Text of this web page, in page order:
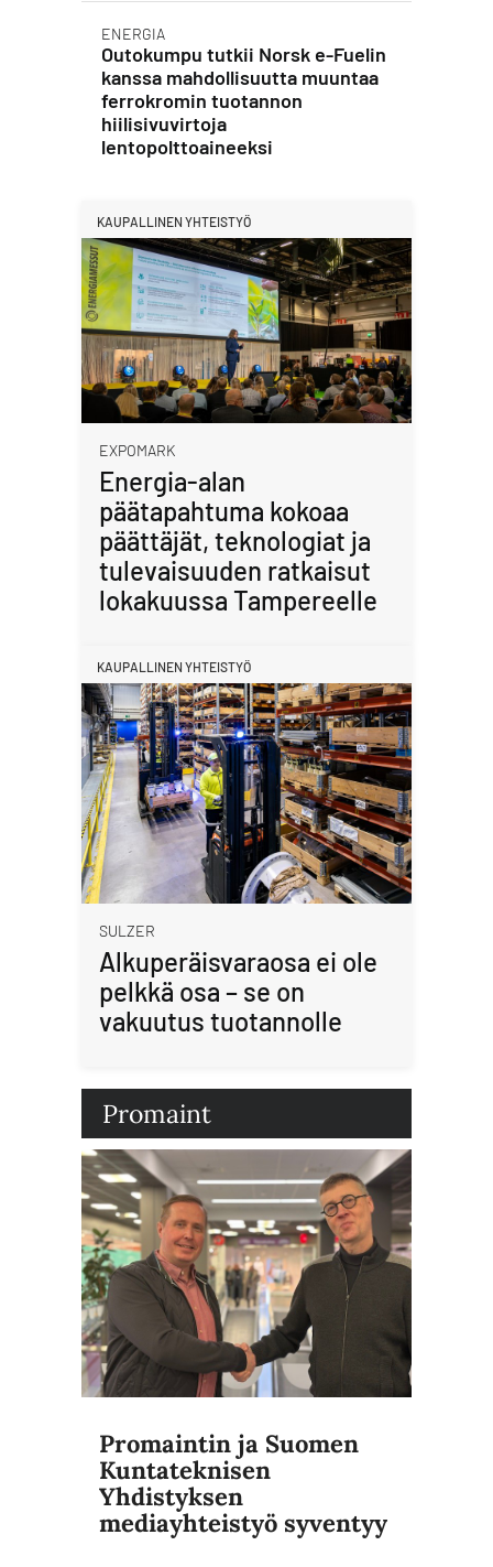
ENERGIA
Outokumpu tutkii Norsk e-Fuelin
kanssa mahdollisuutta muuntaa
ferrokromin tuotannon
hiilisivuvirtoja
lentopolttoaineeksi
KAUPALLINEN YHTEISTYÖ
EXPOMARK
Energia-alan
päätapahtuma kokoaa
päättäjät, teknologiat ja
tulevaisuuden ratkaisut
lokakuussa Tampereelle
KAUPALLINEN YHTEISTYÖ
SULZER
Alkuperäisvaraosa ei ole
pelkkä osa – se on
vakuutus tuotannolle
Promaint
Promaintin ja Suomen
Kuntateknisen
Yhdistyksen
mediayhteistyö syventyy